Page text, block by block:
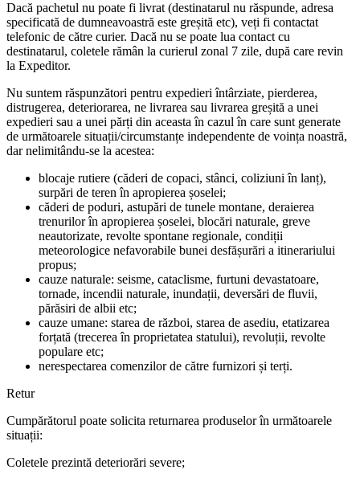
Dacă pachetul nu poate fi livrat (destinatarul nu răspunde, adresa
specificată de dumneavoastră este greșită etc), veți fi contactat
telefonic de către curier. Dacă nu se poate lua contact cu
destinatarul, coletele rămân la curierul zonal 7 zile, după care revin
la Expeditor.
Nu suntem răspunzători pentru expedieri întârziate, pierderea,
distrugerea, deteriorarea, ne livrarea sau livrarea greșită a unei
expedieri sau a unei părți din aceasta în cazul în care sunt generate
de următoarele situații/circumstanțe independente de voința noastră,
dar nelimitându-se la acestea:
blocaje rutiere (căderi de copaci, stânci, coliziuni în lanț),
surpări de teren în apropierea șoselei;
căderi de poduri, astupări de tunele montane, deraierea
trenurilor în apropierea șoselei, blocări naturale, greve
neautorizate, revolte spontane regionale, condiții
meteorologice nefavorabile bunei desfășurări a itinerariului
propus;
cauze naturale: seisme, cataclisme, furtuni devastatoare,
tornade, incendii naturale, inundații, deversări de fluvii,
părăsiri de albii etc;
cauze umane: starea de război, starea de asediu, etatizarea
forțată (trecerea în proprietatea statului), revoluții, revolte
populare etc;
nerespectarea comenzilor de către furnizori și terți.
Retur
Cumpărătorul poate solicita returnarea produselor în următoarele
situații:
Coletele prezintă deteriorări severe;